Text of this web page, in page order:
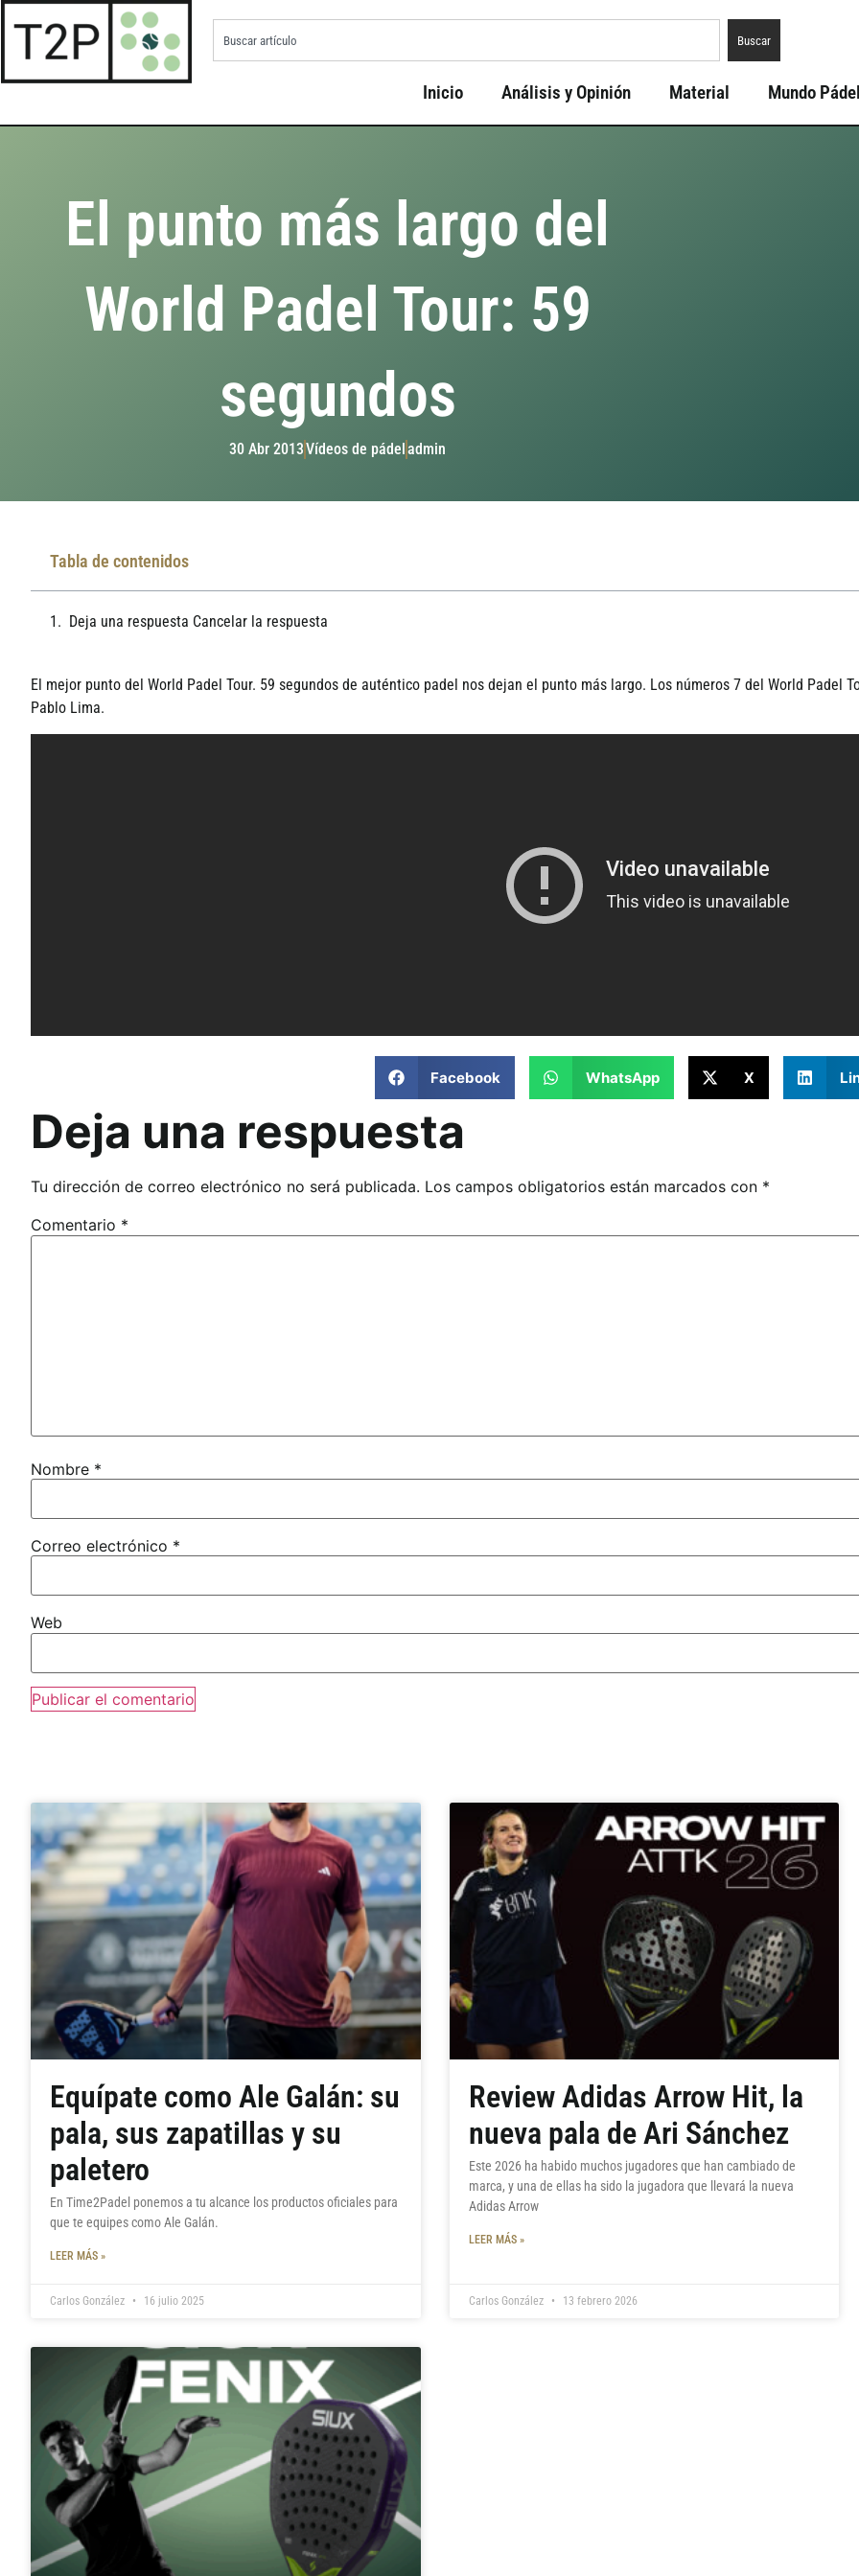
Buscar
Inicio Análisis y Opinión Material Mundo Pádel
El punto más largo del
World Padel Tour: 59
segundos
30 Abr 2013Ví­deos de pádeladmin
Tabla de contenidos
Deja una respuesta Cancelar la respuesta
El mejor punto del World Padel Tour. 59 segundos de auténtico padel nos dejan el punto más largo. Los números 7 del World
Pablo Lima.
Facebook WhatsApp X
Deja una respuesta
Tu dirección de correo electrónico no será publicada. Los campos obligatorios están marcados con *
Comentario *
Nombre *
Correo electrónico *
Web
Equípate como Ale Galán: su
pala, sus zapatillas y su
paletero
En Time2Padel ponemos a tu alcance los productos oficiales para
que te equipes como Ale Galán.
LEER MÁS »
Carlos González 16 julio 2025
Review Adidas Arrow Hit, la
nueva pala de Ari Sánchez
Este 2026 ha habido muchos jugadores que han cambiado de
marca, y una de ellas ha sido la jugadora que llevará la nueva
Adidas Arrow
LEER MÁS »
Carlos González 13 febrero 2026